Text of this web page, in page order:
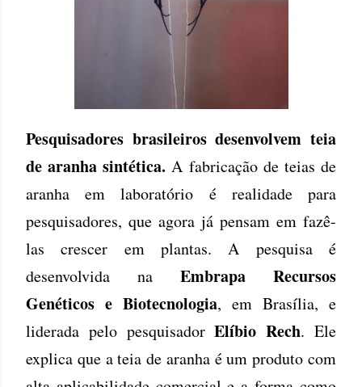
Pesquisadores brasileiros desenvolvem teia
de aranha sintética. A fabricação de teias de
aranha em laboratório é realidade para
pesquisadores, que agora já pensam em fazê-
las crescer em plantas. A pesquisa é
desenvolvida na Embrapa Recursos
Genéticos e Biotecnologia, em Brasília, e
liderada pelo pesquisadorElíbio Rech. Ele
explica que a teia de aranha é um produto com